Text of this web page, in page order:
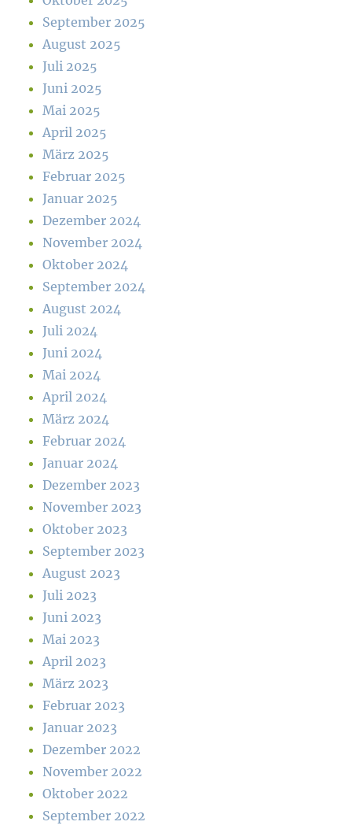
September 2025
August 2025
Juli 2025
Juni 2025
Mai 2025
April 2025
März 2025
Februar 2025
Januar 2025
Dezember 2024
November 2024
Oktober 2024
September 2024
August 2024
Juli 2024
Juni 2024
Mai 2024
April 2024
März 2024
Februar 2024
Januar 2024
Dezember 2023
November 2023
Oktober 2023
September 2023
August 2023
Juli 2023
Juni 2023
Mai 2023
April 2023
März 2023
Februar 2023
Januar 2023
Dezember 2022
November 2022
Oktober 2022
September 2022